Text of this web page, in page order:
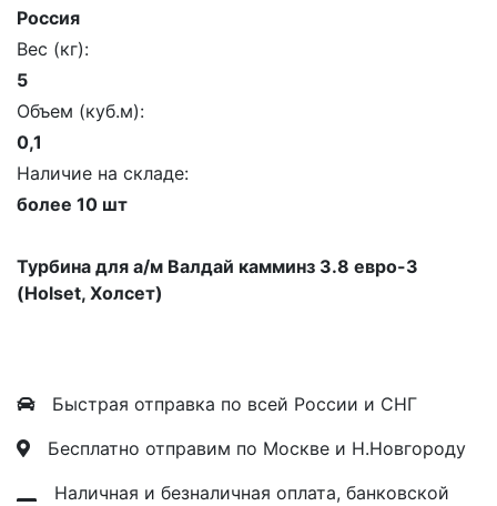
Россия
Вес (кг):
5
Объем (куб.м):
0,1
Наличие на складе:
более 10 шт
Турбина для а/м Валдай камминз 3.8 евро-3
(Holset, Холсет)
Быстрая отправка по всей России и СНГ
Бесплатно отправим по Москве и Н.Новгороду
Наличная и безналичная оплата, банковской